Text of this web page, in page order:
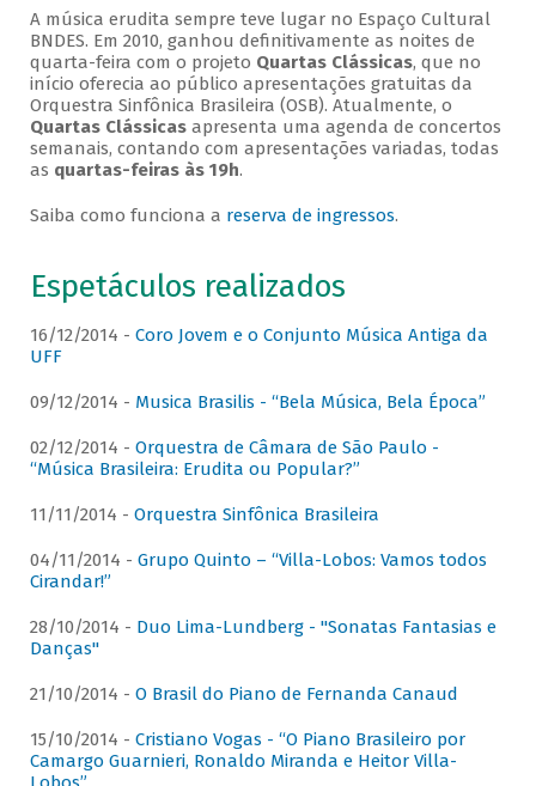
A música erudita sempre teve lugar no Espaço Cultural
BNDES. Em 2010, ganhou definitivamente as noites de
quarta-feira com o projeto Quartas Clássicas, que no
início oferecia ao público apresentações gratuitas da
Orquestra Sinfônica Brasileira (OSB). Atualmente, o
Quartas Clássicasapresenta uma agenda de concertos
semanais, contando com apresentações variadas, todas
as quartas-feiras às 19h.
Saiba como funciona a reserva de ingressos.
Espetáculos realizados
16/12/2014 - Coro Jovem e o Conjunto Música Antiga da
UFF
09/12/2014 - Musica Brasilis - “Bela Música, Bela Época”
02/12/2014 - Orquestra de Câmara de São Paulo -
“Música Brasileira: Erudita ou Popular?”
11/11/2014 - Orquestra Sinfônica Brasileira
04/11/2014 - Grupo Quinto – “Villa-Lobos: Vamos todos
Cirandar!”
28/10/2014 - Duo Lima-Lundberg - "Sonatas Fantasias e
Danças"
21/10/2014 - O Brasil do Piano de Fernanda Canaud
15/10/2014 - Cristiano Vogas - “O Piano Brasileiro por
Camargo Guarnieri, Ronaldo Miranda e Heitor Villa-